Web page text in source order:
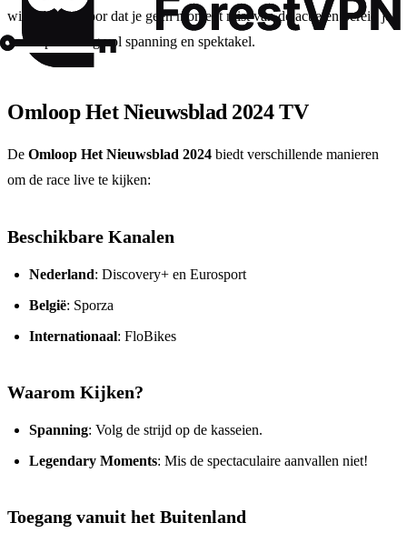
wils. Zorg ervoor dat je geen moment mist van de actie en bereid je
voor op een dag vol spanning en spektakel.
Omloop Het Nieuwsblad 2024 TV
De Omloop Het Nieuwsblad 2024 biedt verschillende manieren
om de race live te kijken:
Beschikbare Kanalen
Nederland: Discovery+ en Eurosport
België: Sporza
Internationaal: FloBikes
Waarom Kijken?
Spanning: Volg de strijd op de kasseien.
Legendary Moments: Mis de spectaculaire aanvallen niet!
Toegang vanuit het Buitenland